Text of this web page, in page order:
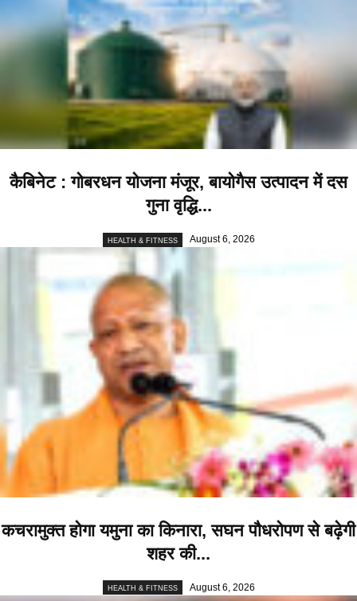
कैबिनेट : गोबरधन योजना मंजूर, बायोगैस उत्पादन में दस
गुना वृद्धि...
HEALTH & FITNESS August 6, 2026
कचरामुक्त होगा यमुना का किनारा, सघन पौधरोपण से बढ़ेगी
शहर की...
HEALTH & FITNESS August 6, 2026